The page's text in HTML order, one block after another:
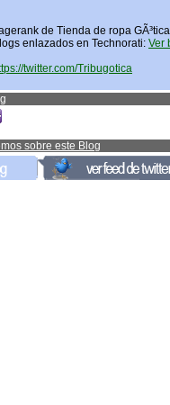
de Tienda de ropa
enlazados en Technorati: Ver
twitter.com/Tribugotica
sobre este Blog